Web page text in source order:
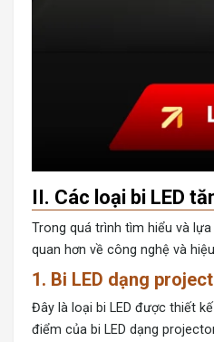
II. Các loại bi LED
Trong quá trình tìm hiểu và lựa
quan hơn về công nghệ và
1. Bi LED dạng
Đây là loại bi LED được thiết
điểm của bi LED dạng